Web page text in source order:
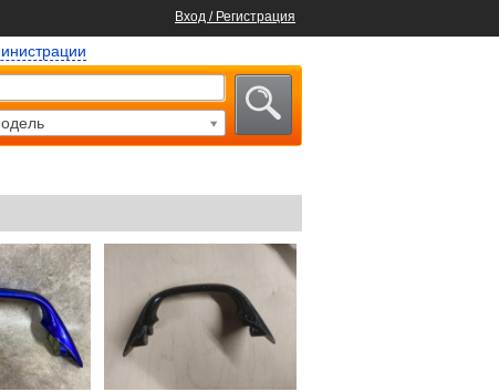
Вход / Регистрация